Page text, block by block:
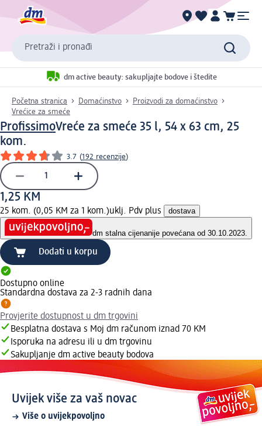
Pretraži i pronađi
dm active beauty: sakupljajte bodove i štedite
Početna stranica Domaćinstvo
Proizvodi za domaćinstvo
Vrećice za smeće
ProfissimoVreće za smeće 35 l, 54 x 63 cm, 25
kom.
3.7 (192 recenzije)
1,25 KM
25 kom. (0,05 KM za 1 kom.)uklj. Pdv plus dostava
dm stalna cijenanije povećana od 30.10.2023.
Dodati u korpu
Dostupno online
Standardna dostava za 2-3 radnih dana
Provjerite dostupnost u dm trgovini
Besplatna dostava s Moj dm računom iznad 70 KM
Isporuka na adresu ili u dm trgovinu
Sakupljanje dm active beauty bodova
Uvijek više za vaš novac
Više o uvijekpovoljno